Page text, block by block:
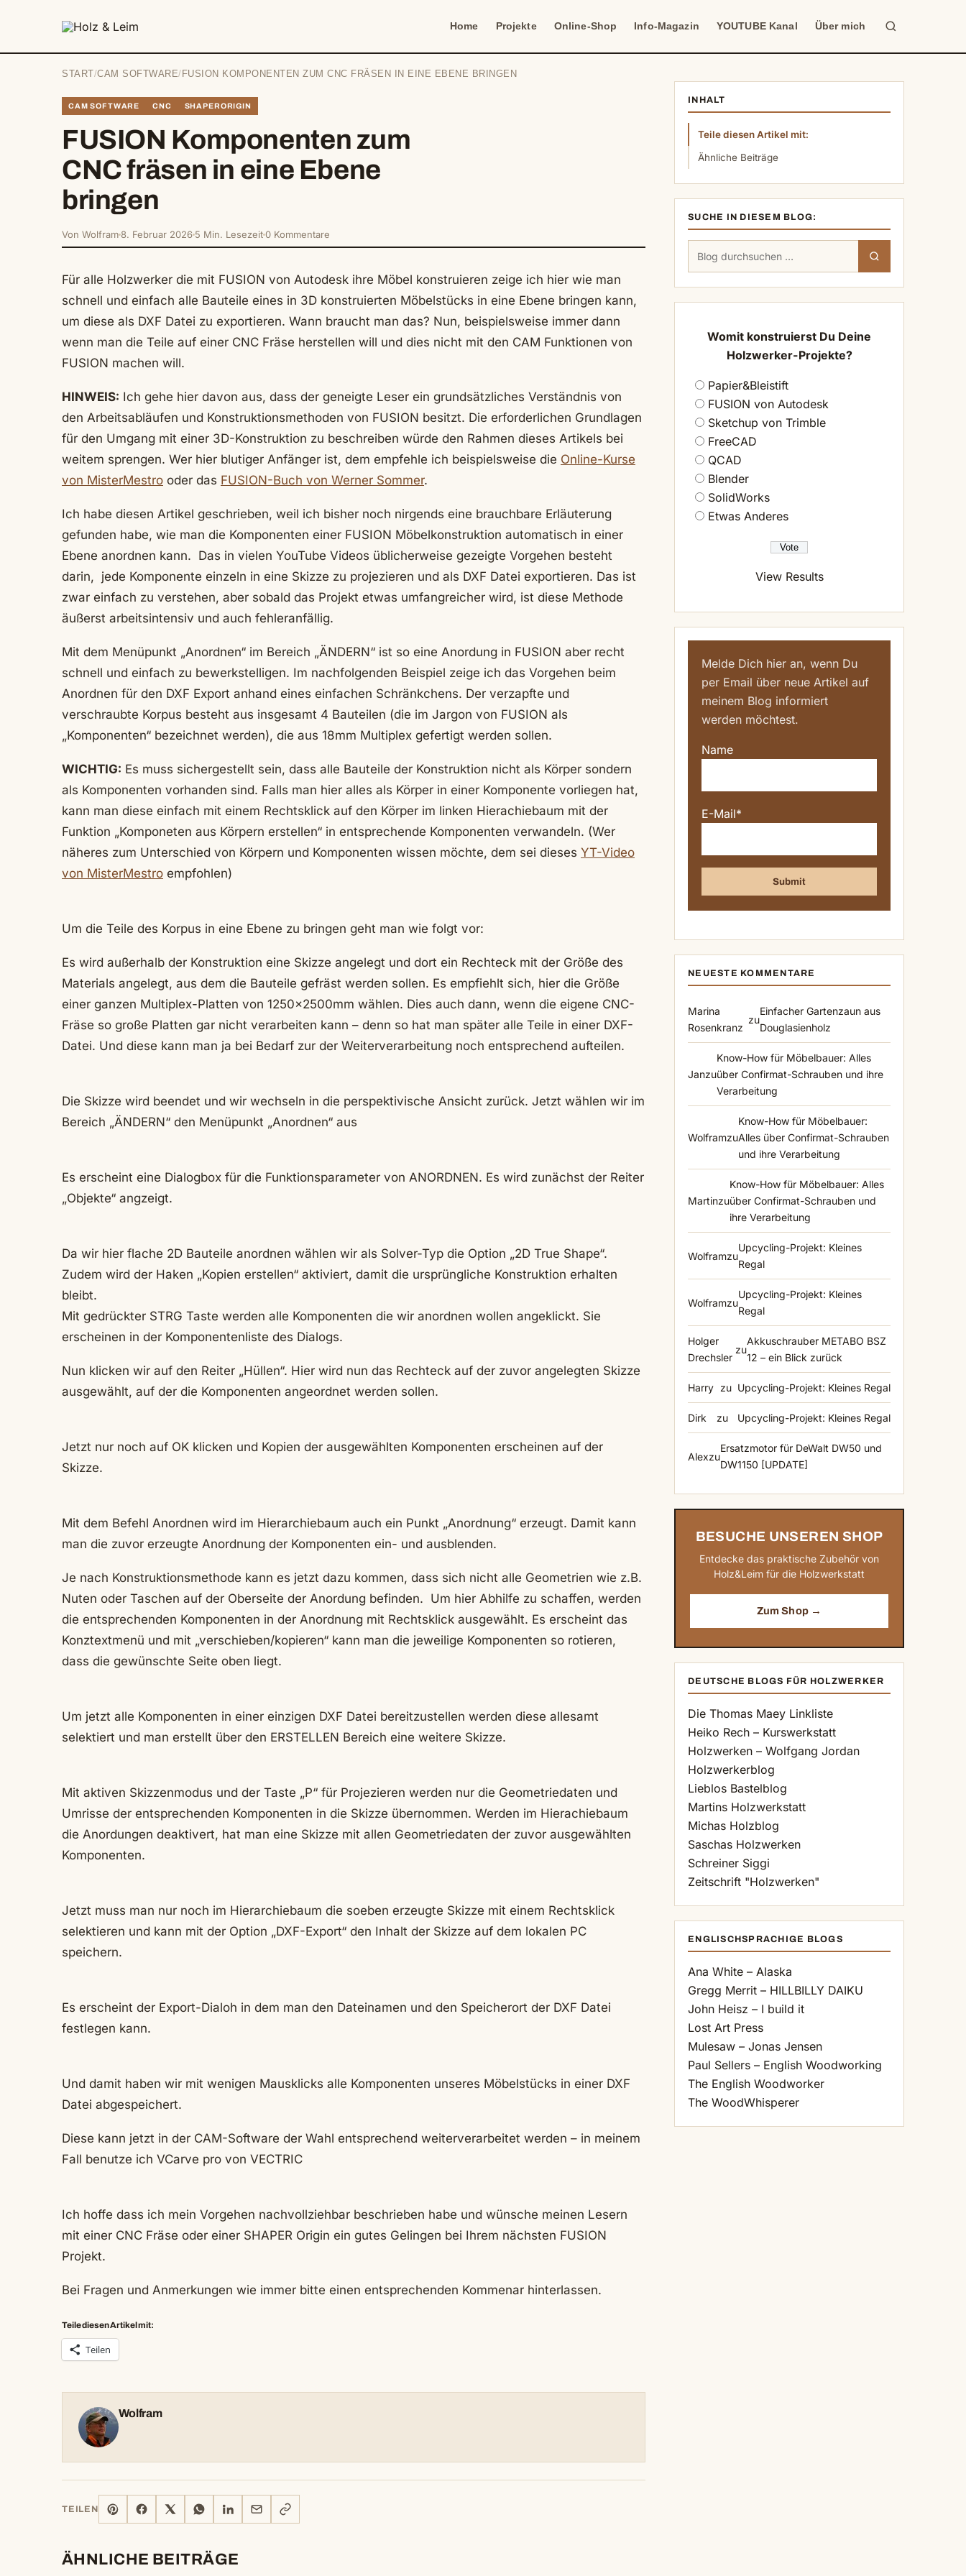
Home Projekte Online-Shop Info-Magazin YOUTUBE Kanal Über mich
Suche
START /CAM SOFTWARE/ FUSION KOMPONENTEN ZUM CNC FRÄSEN IN EINE EBENE BRINGEN
CAM SOFTWARE CNC SHAPERORIGIN
FUSION Komponenten zum
CNC fräsen in eine Ebene
bringen
Von Wolfram8. Februar 2026 5 Min. Lesezeit0 Kommentare
Für alle Holzwerker die mit FUSION von Autodesk ihre Möbel konstruieren zeige ich hier wie man
schnell und einfach alle Bauteile eines in 3D konstruierten Möbelstücks in eine Ebene bringen kann,
um diese als DXF Datei zu exportieren. Wann braucht man das? Nun, beispielsweise immer dann
wenn man die Teile auf einer CNC Fräse herstellen will und dies nicht mit den CAM Funktionen von
FUSION machen will.
HINWEIS: Ich gehe hier davon aus, dass der geneigte Leser ein grundsätzliches Verständnis von
den Arbeitsabläufen und Konstruktionsmethoden von FUSION besitzt. Die erforderlichen Grundlagen
für den Umgang mit einer 3D-Konstruktion zu beschreiben würde den Rahmen dieses Artikels bei
weitem sprengen. Wer hier blutiger Anfänger ist, dem empfehle ich beispielsweise die Online-Kurse
von MisterMestro oder das FUSION-Buch von Werner Sommer.
Ich habe diesen Artikel geschrieben, weil ich bisher noch nirgends eine brauchbare Erläuterung
gefunden habe, wie man die Komponenten einer FUSION Möbelkonstruktion automatisch in einer
Ebene anordnen kann. Das in vielen YouTube Videos üblicherweise gezeigte Vorgehen besteht
darin, jede Komponente einzeln in eine Skizze zu projezieren und als DXF Datei exportieren. Das ist
zwar einfach zu verstehen, aber sobald das Projekt etwas umfangreicher wird, ist diese Methode
äußerst arbeitsintensiv und auch fehleranfällig.
Mit dem Menüpunkt „Anordnen“ im Bereich „ÄNDERN“ ist so eine Anordung in FUSION aber recht
schnell und einfach zu bewerkstelligen. Im nachfolgenden Beispiel zeige ich das Vorgehen beim
Anordnen für den DXF Export anhand eines einfachen Schränkchens. Der verzapfte und
verschraubte Korpus besteht aus insgesamt 4 Bauteilen (die im Jargon von FUSION als
„Komponenten“ bezeichnet werden), die aus 18mm Multiplex gefertigt werden sollen.
WICHTIG: Es muss sichergestellt sein, dass alle Bauteile der Konstruktion nicht als Körper sondern
als Komponenten vorhanden sind. Falls man hier alles als Körper in einer Komponente vorliegen hat,
kann man diese einfach mit einem Rechtsklick auf den Körper im linken Hierachiebaum mit der
Funktion „Komponeten aus Körpern erstellen“ in entsprechende Komponenten verwandeln. (Wer
näheres zum Unterschied von Körpern und Komponenten wissen möchte, dem sei dieses YT-Video
von MisterMestro empfohlen)
Um die Teile des Korpus in eine Ebene zu bringen geht man wie folgt vor:
Es wird außerhalb der Konstruktion eine Skizze angelegt und dort ein Rechteck mit der Größe des
Materials angelegt, aus dem die Bauteile gefräst werden sollen. Es empfiehlt sich, hier die Größe
einer ganzen Multiplex-Platten von 1250x2500mm wählen. Dies auch dann, wenn die eigene CNC-
Fräse so große Platten gar nicht verarbeiten kann – denn so hat man später alle Teile in einer DXF-
Datei. Und diese kann man ja bei Bedarf zur der Weiterverarbeitung noch entsprechend aufteilen.
Die Skizze wird beendet und wir wechseln in die perspektivische Ansicht zurück. Jetzt wählen wir im
Bereich „ÄNDERN“ den Menüpunkt „Anordnen“ aus
Es erscheint eine Dialogbox für die Funktionsparameter von ANORDNEN. Es wird zunächst der Reiter
„Objekte“ angzeigt.
Da wir hier flache 2D Bauteile anordnen wählen wir als Solver-Typ die Option „2D True Shape“.
Zudem wird der Haken „Kopien erstellen“ aktiviert, damit die ursprüngliche Konstruktion erhalten
bleibt.
Mit gedrückter STRG Taste werden alle Komponenten die wir anordnen wollen angeklickt. Sie
erscheinen in der Komponentenliste des Dialogs.
Nun klicken wir auf den Reiter „Hüllen“. Hier wird nun das Rechteck auf der zuvor angelegten Skizze
ausgewählt, auf der die Komponenten angeordnet werden sollen.
Jetzt nur noch auf OK klicken und Kopien der ausgewählten Komponenten erscheinen auf der
Skizze.
Mit dem Befehl Anordnen wird im Hierarchiebaum auch ein Punkt „Anordnung“ erzeugt. Damit kann
man die zuvor erzeugte Anordnung der Komponenten ein- und ausblenden.
Je nach Konstruktionsmethode kann es jetzt dazu kommen, dass sich nicht alle Geometrien wie z.B.
Nuten oder Taschen auf der Oberseite der Anordung befinden. Um hier Abhilfe zu schaffen, werden
die entsprechenden Komponenten in der Anordnung mit Rechtsklick ausgewählt. Es erscheint das
Konztextmenü und mit „verschieben/kopieren“ kann man die jeweilige Komponenten so rotieren,
dass die gewünschte Seite oben liegt.
Um jetzt alle Komponenten in einer einzigen DXF Datei bereitzustellen werden diese allesamt
selektiert und man erstellt über den ERSTELLEN Bereich eine weitere Skizze.
Mit aktiven Skizzenmodus und der Taste „P“ für Projezieren werden nur die Geometriedaten und
Umrisse der entsprechenden Komponenten in die Skizze übernommen. Werden im Hierachiebaum
die Anordungen deaktivert, hat man eine Skizze mit allen Geometriedaten der zuvor ausgewählten
Komponenten.
Jetzt muss man nur noch im Hierarchiebaum die soeben erzeugte Skizze mit einem Rechtsklick
selektieren und kann mit der Option „DXF-Export“ den Inhalt der Skizze auf dem lokalen PC
speichern.
Es erscheint der Export-Dialoh in dem man den Dateinamen und den Speicherort der DXF Datei
festlegen kann.
Und damit haben wir mit wenigen Mausklicks alle Komponenten unseres Möbelstücks in einer DXF
Datei abgespeichert.
Diese kann jetzt in der CAM-Software der Wahl entsprechend weiterverarbeitet werden – in meinem
Fall benutze ich VCarve pro von VECTRIC
Ich hoffe dass ich mein Vorgehen nachvollziehbar beschrieben habe und wünsche meinen Lesern
mit einer CNC Fräse oder einer SHAPER Origin ein gutes Gelingen bei Ihrem nächsten FUSION
Projekt.
Bei Fragen und Anmerkungen wie immer bitte einen entsprechenden Kommenar hinterlassen.
Teile diesen Artikel mit:
Teilen
Wolfram
TEILEN
PINTERESTFACEBOOK WHATSAPPLINKEDIN
MAIL
LINK
KOPIEREN
ÄHNLICHE BEITRÄGE
INHALT
Teile diesen Artikel mit:
Ähnliche Beiträge
SUCHE IN DIESEM BLOG:
Suchen
Womit konstruierst Du Deine
Holzwerker-Projekte?
Papier&Bleistift
FUSION von Autodesk
Sketchup von Trimble
FreeCAD
QCAD
Blender
SolidWorks
Etwas Anderes
View Results
Melde Dich hier an, wenn Du
per Email über neue Artikel auf
meinem Blog informiert
werden möchtest.
Name
E-Mail*
NEUESTE KOMMENTARE
Marina
Rosenkranz
zu
Einfacher Gartenzaun aus
Douglasienholz
Janzu
Know-How für Möbelbauer: Alles
über Confirmat-Schrauben und ihre
Verarbeitung
Wolframzu
Know-How für Möbelbauer:
Alles über Confirmat-Schrauben
und ihre Verarbeitung
Martinzu
Know-How für Möbelbauer: Alles
über Confirmat-Schrauben und
ihre Verarbeitung
Wolframzu
Upcycling-Projekt: Kleines
Regal
Wolframzu
Upcycling-Projekt: Kleines
Regal
Holger
Drechsler
zu
Akkuschrauber METABO BSZ
12 – ein Blick zurück
Harry zu Upcycling-Projekt: Kleines Regal
Dirk zu Upcycling-Projekt: Kleines Regal
Alexzu
Ersatzmotor für DeWalt DW50 und
DW1150 [UPDATE]
BESUCHE UNSEREN SHOP
Entdecke das praktische Zubehör von
Holz&Leim für die Holzwerkstatt
Zum Shop →
DEUTSCHE BLOGS FÜR HOLZWERKER
Die Thomas Maey Linkliste
Heiko Rech – Kurswerkstatt
Holzwerken – Wolfgang Jordan
Holzwerkerblog
Lieblos Bastelblog
Martins Holzwerkstatt
Michas Holzblog
Saschas Holzwerken
Schreiner Siggi
Zeitschrift "Holzwerken"
ENGLISCHSPRACHIGE BLOGS
Ana White – Alaska
Gregg Merrit – HILLBILLY DAIKU
John Heisz – I build it
Lost Art Press
Mulesaw – Jonas Jensen
Paul Sellers – English Woodworking
The English Woodworker
The WoodWhisperer